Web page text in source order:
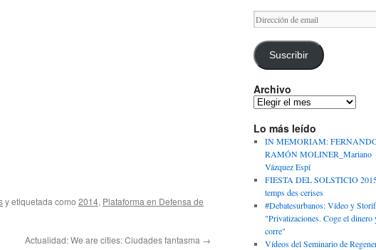
y etiquetada como 2014, Plataforma en Defensa de
Actualidad: We are cities: Ciudades fantasma →
Dirección
de
email
Suscribir
Archivo
Archivo
Lo más leído
IN MEMORIAM:
RAMÓN MOLINER_Mariano
Vázquez Espí
FIESTA DEL SOLSTICIO
temps des cerises
#Debatesurbanos: Vídeo y
"Privatizaciones. Coge el dinero
corre"
Vídeos del Seminario de